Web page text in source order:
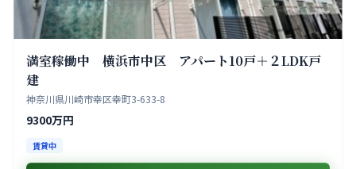
満室稼働中 横浜市中区 アパート10戸＋２LDK戸
建
神奈川県川崎市幸区幸町3-633-8
9300万円
賃貸中